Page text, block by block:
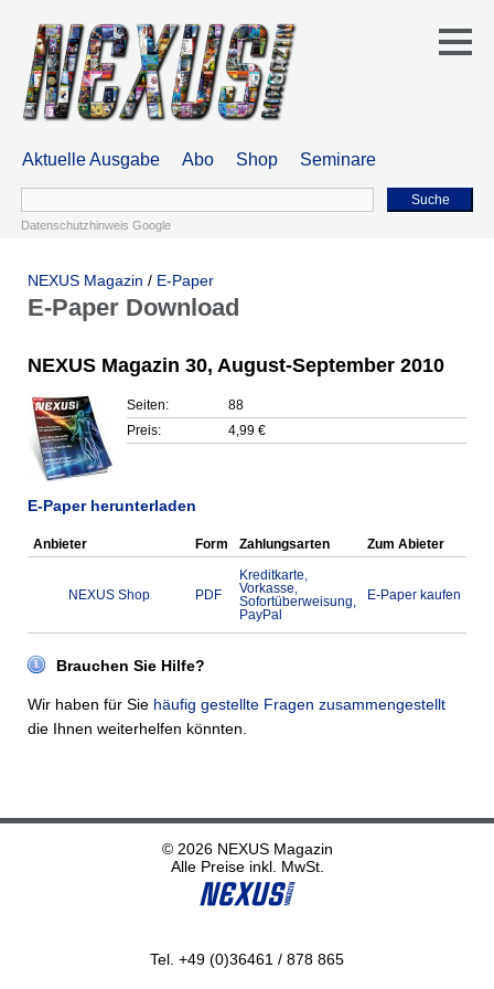
Aktuelle Ausgabe Abo Shop Seminare
Suche
Datenschutzhinweis Google
NEXUS Magazin / E-Paper
E-Paper Download
NEXUS Magazin 30, August-September 2010
Seiten:
88
Preis:
4,99 €
E-Paper herunterladen
Anbieter Form Zahlungsarten Zum Abieter
NEXUS Shop PDF
Kreditkarte,
Vorkasse,
Sofortüberweisung,
PayPal
E-Paper kaufen
Brauchen Sie Hilfe?
Wir haben für Sie häufig gestellte Fragen zusammengestellt
die Ihnen weiterhelfen könnten.
© 2026 NEXUS Magazin
Alle Preise inkl. MwSt.
Tel. +49 (0)36461 / 878 865